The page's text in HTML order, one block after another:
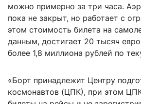
можно примерно за три часа.
пока не закрыт, но работает с
этом стоимость билета на
данным, достигает 20 тысяч
более 1,8 миллиона рублей по
«Борт принадлежит Центру
космонавтов (ЦПК), при этом